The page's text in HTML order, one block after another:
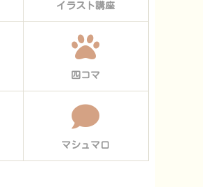
イラスト講座
四コマ
マシュマロ